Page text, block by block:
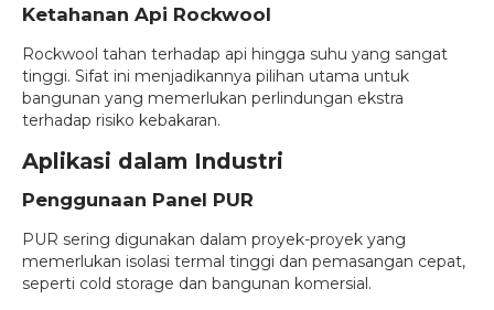
Ketahanan Api Rockwool
Rockwool tahan terhadap api hingga suhu yang sangat
tinggi. Sifat ini menjadikannya pilihan utama untuk
bangunan yang memerlukan perlindungan ekstra
terhadap risiko kebakaran.
Aplikasi dalam Industri
Penggunaan Panel PUR
PUR sering digunakan dalam proyek-proyek yang
memerlukan isolasi termal tinggi dan pemasangan cepat,
seperti cold storage dan bangunan komersial.